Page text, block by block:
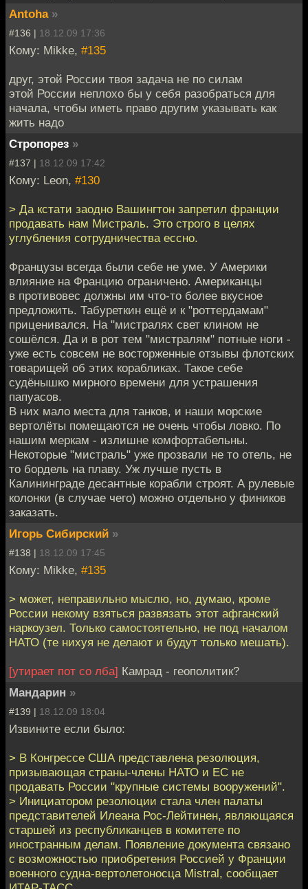
Antoha »
#136 | 18.12.09 17:36
Кому: Mikke, #135
друг, этой России твоя задача не по силам
этой России неплохо бы у себя разобраться для
начала, чтобы иметь право другим указывать как
жить надо
Стропорез »
#137 | 18.12.09 17:42
Кому: Leon, #130
> Да кстати заодно Вашингтон запретил франции
продавать нам Мистраль. Это строго в целях
углубления сотрудничества ессно.
Французы всегда были себе не уме. У Америки
влияние на Францию ограничено. Американцы
в противовес должны им что-то более вкусное
предложить. Табуреткин ещё и к "роттердамам"
приценивался. На "мистралях свет клином не
сошёлся. Да и в рот тем "мистралям" потные ноги -
уже есть совсем не восторженные отзывы флотских
товарищей об этих корабликах. Такое себе
судёнышко мирного времени для устрашения
папуасов.
В них мало места для танков, и наши морские
вертолёты помещаются не очень чтобы ловко. По
нашим меркам - излишне комфортабельны.
Некоторые "мистраль" уже прозвали не то отель, не
то бордель на плаву. Уж лучше пусть в
Калининграде десантные корабли строят. А рулевые
колонки (в случае чего) можно отдельно у фиников
заказать.
Игорь Сибирский »
#138 | 18.12.09 17:45
Кому: Mikke, #135
> может, неправильно мыслю, но, думаю, кроме
России некому взяться развязать этот афганский
наркоузел. Только самостоятельно, не под началом
НАТО (те нихуя не делают и будут только мешать).
[утирает пот со лба] Камрад - геополитик?
Мандарин »
#139 | 18.12.09 18:04
Извините если было:
> В Конгрессе США представлена резолюция,
призывающая страны-члены НАТО и ЕС не
продавать России "крупные системы вооружений".
> Инициатором резолюции стала член палаты
представителей Илеана Рос-Лейтинен, являющаяся
старшей из республиканцев в комитете по
иностранным делам. Появление документа связано
с возможностью приобретения Россией у Франции
военного судна-вертолетоносца Mistral, сообщает